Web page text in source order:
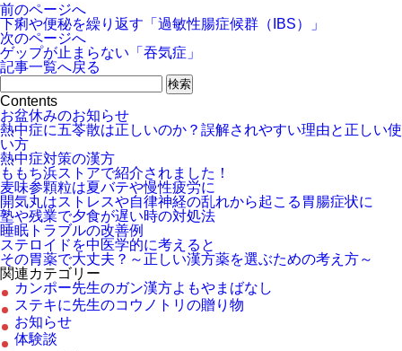
前のページへ
下痢や便秘を繰り返す「過敏性腸症候群（IBS）」
次のページへ
ゲップが止まらない「吞気症」
記事一覧へ戻る
Contents
お盆休みのお知らせ
熱中症に五苓散は正しいのか？誤解されやすい理由と正しい使
い方
熱中症対策の漢方
ももち浜ストアで紹介されました！
麦味参顆粒は夏バテや慢性疲労に
開気丸はストレスや自律神経の乱れから起こる胃腸症状に
塾や残業で夕食が遅い時の対処法
睡眠トラブルの改善例
ステロイドを中医学的に考えると
その胃薬で大丈夫？～正しい漢方薬を選ぶための考え方～
関連カテゴリー
カンポー先生のガン漢方よもやまばなし
ステキに先生のコウノトリの贈り物
お知らせ
体験談